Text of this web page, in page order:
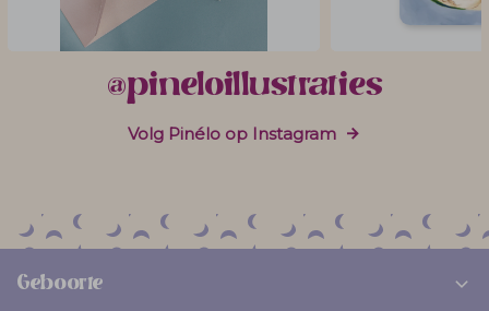
@pineloillustraties
Volg Pinélo op Instagram
Geboorte